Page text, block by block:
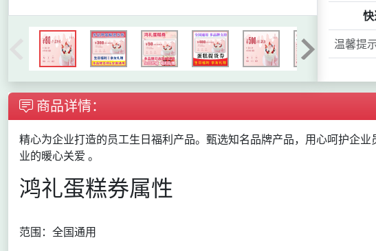
快
温馨提
商品详情：
精心为企业打造的员工生日福利产品。甄选知名品牌产品，用心呵护企
业的暖心关爱 。
鸿礼蛋糕券属性
范围：全国通用